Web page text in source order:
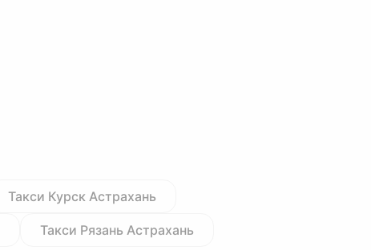
Такси Курск Астрахань
Такси Рязань Астрахань